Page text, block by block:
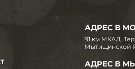
АДРЕС В
91 км МКАД.
Мытищинской
АДРЕС В